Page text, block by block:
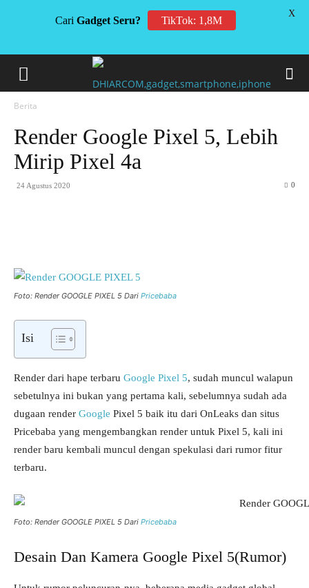
Berita
Render Google Pixel 5, Lebih
Mirip Pixel 4a
24 Agustus 2020 0
Foto: Render GOOGLE PIXEL 5 Dari Pricebaba
Isi
Render dari hape terbaru Google Pixel 5, sudah muncul walapun
sebetulnya ini bukan yang pertama kali, sebelumnya sudah ada
dugaan render Google Pixel 5 baik itu dari OnLeaks dan situs
Pricebaba yang mengembangkan render untuk Pixel 5, kali ini
render baru kembali muncul dengan spekulasi dari rumor fitur
terbaru.
Foto: Render GOOGLE PIXEL 5 Dari Pricebaba
Desain Dan Kamera Google Pixel 5(Rumor)
Cari Gadget Seru? TikTok: 1,8M
X